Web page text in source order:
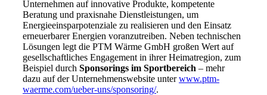
Unternehmen auf innovative Produkte, kompetente
Beratung und praxisnahe Dienstleistungen, um
Energieeinsparpotenziale zu realisieren und den Einsatz
erneuerbarer Energien voranzutreiben. Neben technischen
Lösungen legt die PTM Wärme GmbH großen Wert auf
gesellschaftliches Engagement in ihrer Heimatregion, zum
Beispiel durch Sponsorings im Sportbereich – mehr
dazu auf der Unternehmenswebsite unterwww.ptm-
waerme.com/ueber-uns/sponsoring/.